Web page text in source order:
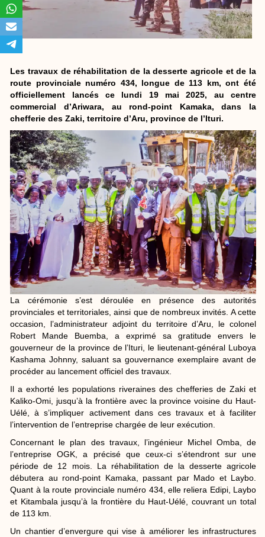
Les travaux de réhabilitation de la desserte agricole et de la
route provinciale numéro 434, longue de 113 km, ont été
officiellement lancés ce lundi 19 mai 2025, au centre
commercial d’Ariwara, au rond-point Kamaka, dans la
chefferie des Zaki, territoire d’Aru, province de l’Ituri.
La cérémonie s’est déroulée en présence des autorités
provinciales et territoriales, ainsi que de nombreux invités. A cette
occasion, l’administrateur adjoint du territoire d’Aru, le colonel
Robert Mande Buemba, a exprimé sa gratitude envers le
gouverneur de la province de l’Ituri, le lieutenant-général Luboya
Kashama Johnny, saluant sa gouvernance exemplaire avant de
procéder au lancement officiel des travaux.
Il a exhorté les populations riveraines des chefferies de Zaki et
Kaliko-Omi, jusqu’à la frontière avec la province voisine du Haut-
Uélé, à s’impliquer activement dans ces travaux et à faciliter
l’intervention de l’entreprise chargée de leur exécution.
Concernant le plan des travaux, l’ingénieur Michel Omba, de
l’entreprise OGK, a précisé que ceux-ci s’étendront sur une
période de 12 mois. La réhabilitation de la desserte agricole
débutera au rond-point Kamaka, passant par Mado et Laybo.
Quant à la route provinciale numéro 434, elle reliera Edipi, Laybo
et Kitambala jusqu’à la frontière du Haut-Uélé, couvrant un total
de 113 km.
Un chantier d’envergure qui vise à améliorer les infrastructures